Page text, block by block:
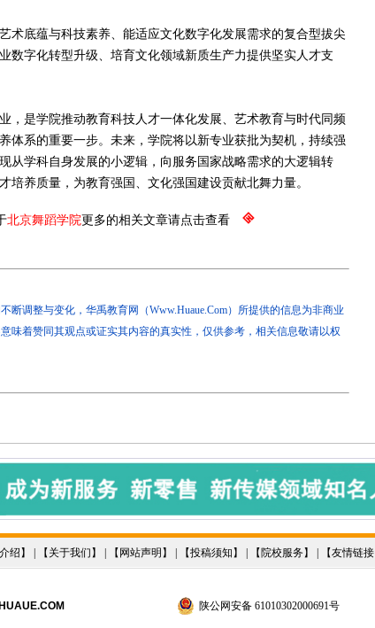
底蕴与科技素养、能适应文化数字化发展需求的复合型拔尖
数字化转型升级、培育文化领域新质生产力提供坚实人才支
是学院推动教育科技人才一体化发展、艺术教育与时代同频
体系的重要一步。未来，学院将以新专业获批为契机，持续强
从学科自身发展的小逻辑，向服务国家战略需求的大逻辑转
培养质量，为教育强国、文化强国建设贡献北舞力量。
北京舞蹈学院更多的相关文章请点击查看
断调整与变化，华禹教育网（Www.Huaue.Com）所提供的信息为非商业
味着赞同其观点或证实其内容的真实性，仅供参考，相关信息敬请以权
绍 】 | 【 关于我们 】 | 【 网站声明 】 | 【投稿须知 】 | 【 院校服务】 | 【友情链接
陕公网安备 61010302000691号